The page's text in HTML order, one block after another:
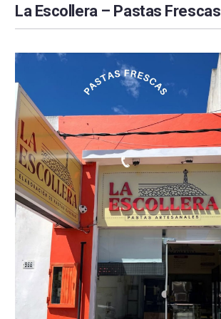
La Escollera – Pastas Frescas